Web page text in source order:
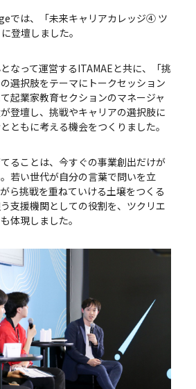
では、「未来キャリアカレッジ④ ツ
登壇しました。
なって運営するITAMAEと共に、「挑
選択肢をテーマにトークセッション
起業家教育セクションのマネージャ
登壇し、挑戦やキャリアの選択肢に
ともに考える機会をつくりました。
ることは、今すぐの事業創出だけが
若い世代が自分の言葉で問いを立
ら挑戦を重ねていける土壌をつくる
支援機関としての役割を、ツクリエ
体現しました。